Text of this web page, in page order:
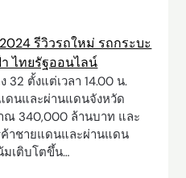
รีวิวรถใหม่ รถกระบะ
ไทยรัฐออนไลน์
32 ตั้งแต่เวลา 14.00 น.
ดนและผ่านแดนจังหวัด
ณ 340,000 ล้านบาท และ
าชายแดนและผ่านแดน
มเติบโตขึ้น…